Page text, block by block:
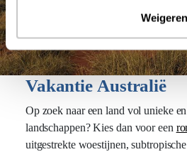
Weigeren
Vakantie Australië
Op zoek naar een land vol unieke
landschappen? Kies dan voor een
uitgestrekte woestijnen,